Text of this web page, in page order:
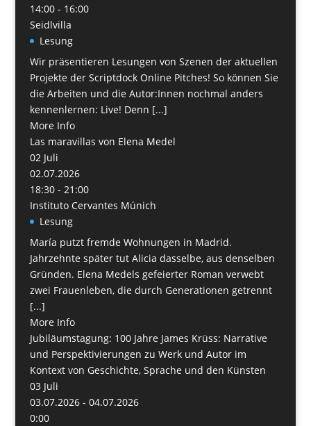
14:00 - 16:00
Seidlvilla
Lesung
Wir präsentieren Lesungen von Szenen der aktuellen
Projekte der Scriptdock Online Pitches! So können Sie
die Arbeiten und die Autor:Innen nochmal anders
kennenlernen: Live! Denn [...]
More Info
Las maravillas von Elena Medel
02 Juli
02.07.2026
18:30 - 21:00
Instituto Cervantes Múnich
Lesung
María putzt fremde Wohnungen in Madrid.
Jahrzehnte später tut Alicia dasselbe, aus denselben
Gründen. Elena Medels gefeierter Roman verwebt
zwei Frauenleben, die durch Generationen getrennt
[...]
More Info
Jubiläumstagung: 100 Jahre James Krüss: Narrative
und Perspektivierungen zu Werk und Autor im
Kontext von Geschichte, Sprache und den Künsten
03 Juli
03.07.2026 - 04.07.2026
0:00